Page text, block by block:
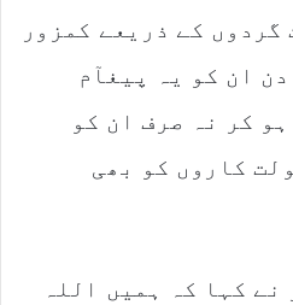
گردوں کے ذریعے کمزور
ان کو یہ پیغآم
کر نہ صرف ان کو
کاروں کو بھی
کہا کہ ہمیں اللہ